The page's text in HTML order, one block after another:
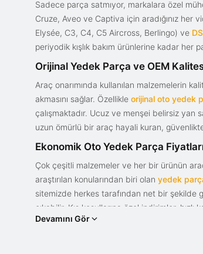
Sadece parça satmıyor, markalara özel
Cruze, Aveo ve Captiva için aradığınız her
Elysée, C3, C4, C5 Aircross, Berlingo) ve
periyodik kışlık bakım ürünlerine kadar her
Orijinal Yedek Parça ve OEM
Araç onarımında kullanılan malzemelerin
akmasını sağlar. Özellikle orijinal oto yedek
çalışmaktadır. Ucuz ve menşei belirsiz yan
uzun ömürlü bir araç hayali kuran,
Ekonomik Oto Yedek Parça
Çok çeşitli malzemeler ve her bir ürünün
araştırılan konularından biri olan yedek
sitemizde herkes tarafından net bir şekilde
çıkabilir. Kış koşullarına özel indirimler,
bir tasarım ve güce sahip olan aracınızın
Devamını Gör